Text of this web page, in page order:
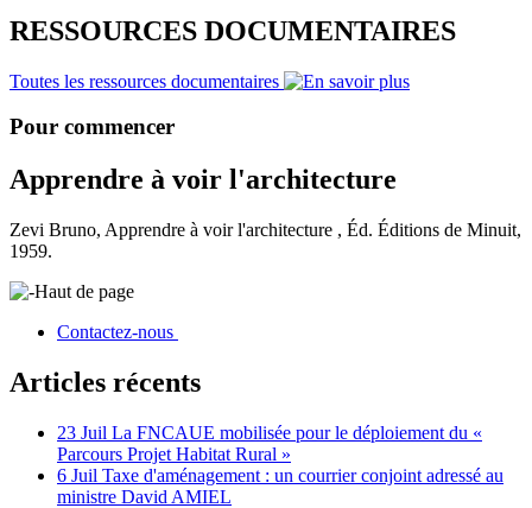
RESSOURCES DOCUMENTAIRES
Toutes les ressources documentaires
Pour commencer
Apprendre à voir l'architecture
Zevi Bruno, Apprendre à voir l'architecture , Éd. Éditions de Minuit,
1959.
Haut de page
Contactez-nous
Articles récents
23 Juil La FNCAUE mobilisée pour le déploiement du «
Parcours Projet Habitat Rural »
6 Juil Taxe d'aménagement : un courrier conjoint adressé au
ministre David AMIEL